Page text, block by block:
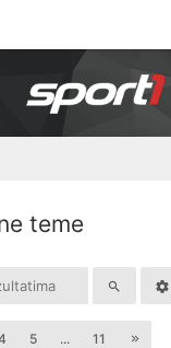
teme
5 ... 11